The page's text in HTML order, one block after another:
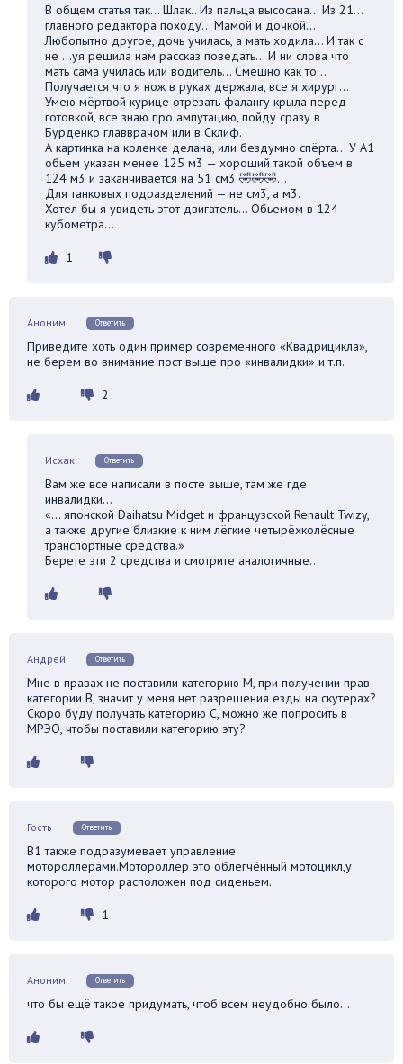
В общем статья так… Шлак.. Из пальца высосана… Из 21…
главного редактора походу… Мамой и дочкой…
Любопытно другое, дочь училась, а мать ходила… И так с
не …уя решила нам рассказ поведать… И ни слова что
мать сама училась или водитель… Смешно как то…
Получается что я нож в руках держала, все я хирург…
Умею мёртвой курице отрезать фалангу крыла перед
готовкой, все знаю про ампутацию, пойду сразу в
Бурденко главврачом или в Склиф.
А картинка на коленке делана, или бездумно спёрта… У А1
обьем указан менее 125 м3 — хороший такой объем в
124 м3 и заканчивается на 51 см3 🤣🤣🤣…
Для танковых подразделений — не см3, а м3.
Хотел бы я увидеть этот двигатель… Обьемом в 124
кубометра…
1
Аноним Ответить
Приведите хоть один пример современного «Квадрицикла»,
не берем во внимание пост выше про «инвалидки» и т.п.
2
Исхак Ответить
Вам же все написали в посте выше, там же где
инвалидки…
«… японской Daihatsu Midget и французской Renault Twizy,
а также другие близкие к ним лёгкие четырёхколёсные
транспортные средства.»
Берете эти 2 средства и смотрите аналогичные…
Андрей Ответить
Мне в правах не поставили категорию М, при получении прав
категории В, значит у меня нет разрешения езды на скутерах?
Скоро буду получать категорию С, можно же попросить в
МРЭО, чтобы поставили категорию эту?
Гость Ответить
В1 также подразумевает управление
мотороллерами.Мотороллер это облегчённый мотоцикл,у
которого мотор расположен под сиденьем.
1
Аноним Ответить
что бы ещё такое придумать, чтоб всем неудобно было…